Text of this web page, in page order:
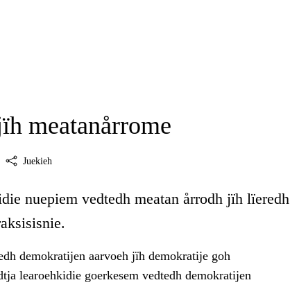
meatanårrome
Juekieh
nuepiem vedtedh meatan årrodh jïh lïeredh
demokratijen aarvoeh jïh demokratije goh
learoehkidie goerkesem vedtedh demokratijen